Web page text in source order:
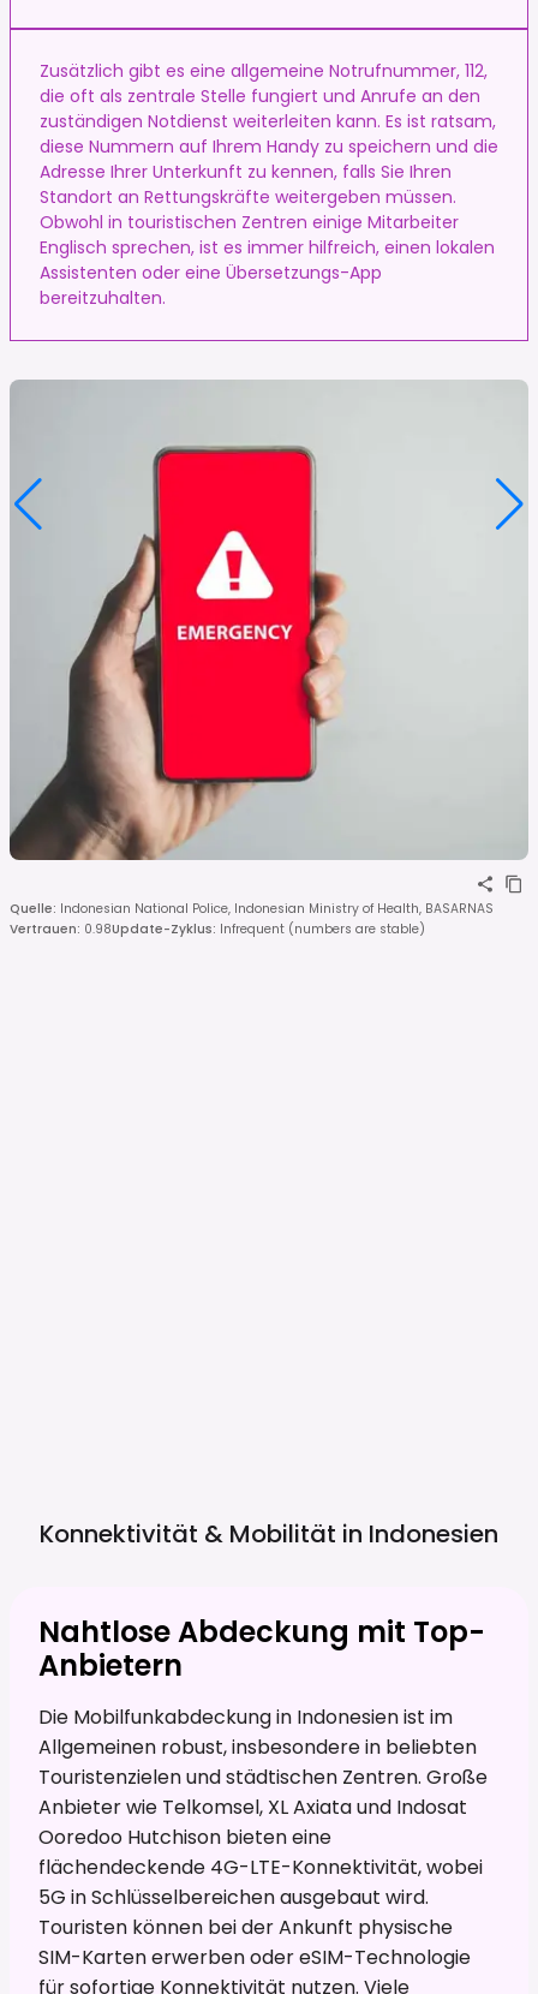
Zusätzlich gibt es eine allgemeine Notrufnummer, 112,
die oft als zentrale Stelle fungiert und Anrufe an den
zuständigen Notdienst weiterleiten kann. Es ist ratsam,
diese Nummern auf Ihrem Handy zu speichern und die
Adresse Ihrer Unterkunft zu kennen, falls Sie Ihren
Standort an Rettungskräfte weitergeben müssen.
Obwohl in touristischen Zentren einige Mitarbeiter
Englisch sprechen, ist es immer hilfreich, einen lokalen
Assistenten oder eine Übersetzungs-App
bereitzuhalten.
Quelle: Indonesian National Police, Indonesian Ministry of Health, BASARNAS
Vertrauen: 0.98Update-Zyklus: Infrequent (numbers are stable)
Konnektivität & Mobilität in Indonesien
Nahtlose Abdeckung mit Top-
Anbietern
Die Mobilfunkabdeckung in Indonesien ist im
Allgemeinen robust, insbesondere in beliebten
Touristenzielen und städtischen Zentren. Große
Anbieter wie Telkomsel, XL Axiata und Indosat
Ooredoo Hutchison bieten eine
flächendeckende 4G-LTE-Konnektivität, wobei
5G in Schlüsselbereichen ausgebaut wird.
Touristen können bei der Ankunft physische
SIM-Karten erwerben oder eSIM-Technologie
für sofortige Konnektivität nutzen. Viele